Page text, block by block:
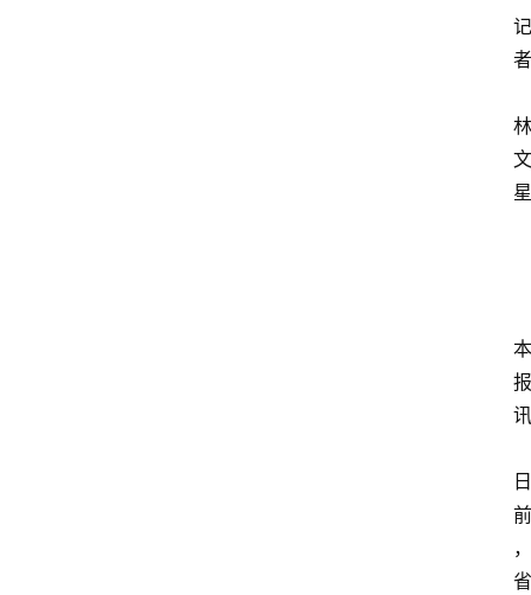
记
者
林
文
星
本
报
讯
日
前
，
省